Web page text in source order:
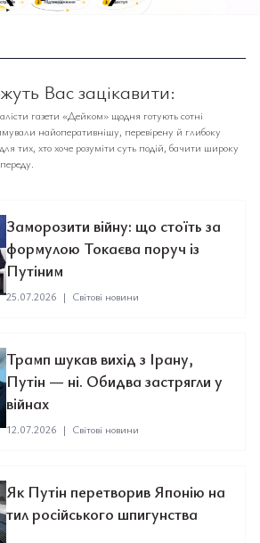
Вас зацікавити:
газети «Дейком» щодня готують сотні
найоперативнішу, перевірену й глибоку
тих, хто хоче розуміти суть подій, бачити широку
Заморозити війну: що стоїть за
формулою Токаєва поруч із
Путіним
25.07.2026 | Світові новини
Трамп шукав вихід з Ірану,
Путін — ні. Обидва застрягли у
війнах
12.07.2026 | Світові новини
Як Путін перетворив Японію на
тил російського шпигунства